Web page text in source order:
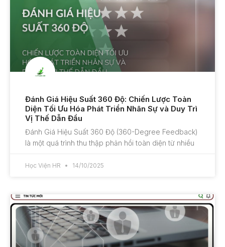
Đánh Giá Hiệu Suất 360 Độ: Chiến Lược Toàn
Diện Tối Ưu Hóa Phát Triển Nhân Sự và Duy Trì
Vị Thế Dẫn Đầu
Đánh Giá Hiệu Suất 360 Độ (360-Degree Feedback)
là một quá trình thu thập phản hồi toàn diện từ nhiều
Học Viện HR 14/10/2025